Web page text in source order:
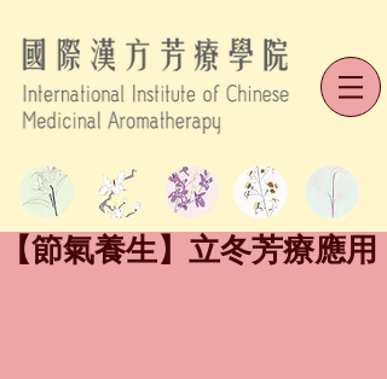
【節氣養生】立冬芳療應用